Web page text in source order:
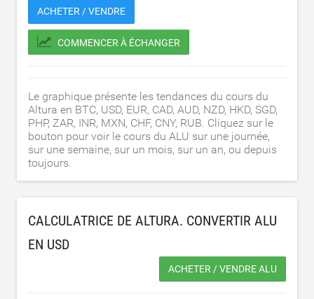
ACHETER / VENDRE
COMMENCER À ÉCHANGER
Le graphique présente les tendances du cours du
Altura en BTC, USD, EUR, CAD, AUD, NZD, HKD, SGD,
PHP, ZAR, INR, MXN, CHF, CNY, RUB. Cliquez sur le
bouton pour voir le cours du ALU sur une journée,
sur une semaine, sur un mois, sur un an, ou depuis
toujours.
CALCULATRICE DE ALTURA. CONVERTIR ALU
EN USD
ACHETER / VENDRE ALU